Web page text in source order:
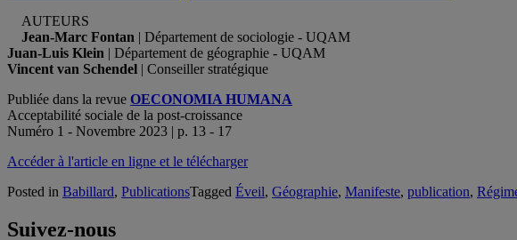
AUTEURS
Jean-Marc Fontan | Département de sociologie - UQAM
Juan-Luis Klein | Département de géographie - UQAM
Vincent van Schendel | Conseiller stratégique
Publiée dans la revue OECONOMIA HUMANA
Acceptabilité sociale de la post-croissance
Numéro 1 - Novembre 2023 | p. 13 - 17
Accéder à l'article en ligne et le télécharger
Posted in Babillard, PublicationsTagged Éveil, Géographie, Manifeste, publication,
Suivez-nous